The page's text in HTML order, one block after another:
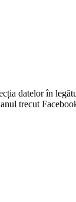
datelor în
anul trecut